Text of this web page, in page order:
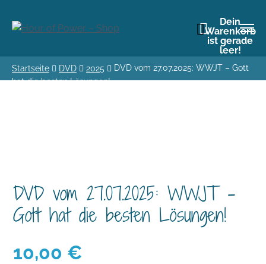
Dein
Warenkorb
ist gerade
leer!
Startseite DVD 2025
DVD vom 27.07.2025: WWJT – Gott
hat die besten Lösungen!
DVD vom 27.07.2025: WWJT –
Gott hat die besten Lösungen!
10,00 €